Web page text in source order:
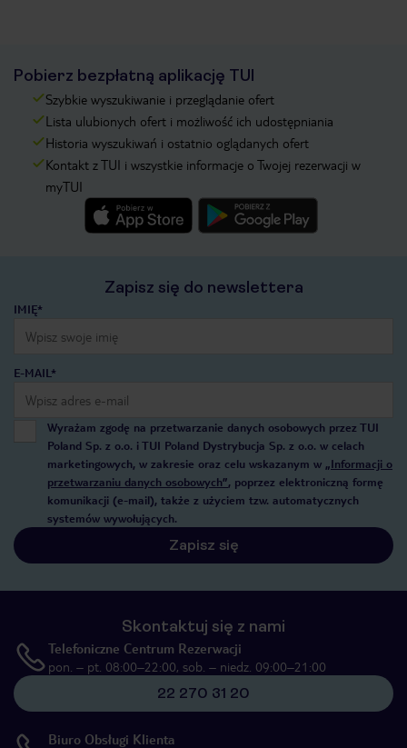
Pobierz bezpłatną aplikację TUI
Szybkie wyszukiwanie i przeglądanie ofert
Lista ulubionych ofert i możliwość ich udostępniania
Historia wyszukiwań i ostatnio oglądanych ofert
Kontakt z TUI i wszystkie informacje o Twojej rezerwacji w
myTUI
Zapisz się do newslettera
IMIĘ*
E-MAIL*
Wyrażam zgodę na przetwarzanie danych osobowych przez TUI
Poland Sp. z o.o. i TUI Poland Dystrybucja Sp. z o.o. w celach
marketingowych, w zakresie oraz celu wskazanym w „Informacji o
przetwarzaniu danych osobowych”, poprzez elektroniczną formę
komunikacji (e-mail), także z użyciem tzw. automatycznych
systemów wywołujących.
Zapisz się
Skontaktuj się z nami
Telefoniczne Centrum Rezerwacji
pon. – pt. 08:00–22:00, sob. – niedz. 09:00–21:00
22 270 31 20
Biuro Obsługi Klienta